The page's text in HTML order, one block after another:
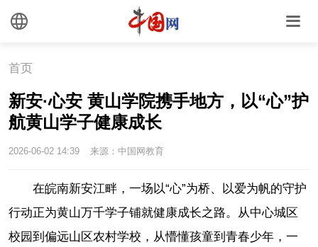
首页
新安·心安 黄山学院携手地方，以“心”护
航黄山学子健康成长
2026-06-02 14:39 来源：中国网教育
在皖南新安江畔，一场以“心”为桥、以爱为帆的守护
行动正为黄山万千学子铺就健康成长之路。从中心城区
校园到偏远山区农村学校，从懵懂孩童到青春少年，一